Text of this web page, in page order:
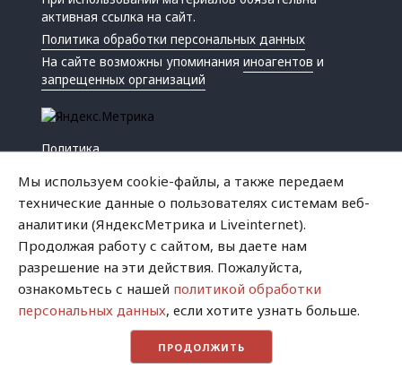
активная ссылка на сайт.
Политика обработки персональных данных
На сайте возможны упоминанияиноагентов и
запрещенных организаций
Политика
Криминал
Успех
Хватит это терпеть
Мы используем cookie-файлы, а также передаем
технические данные о пользователях системам веб-
аналитики (ЯндексМетрика и Liveinternet).
Продолжая работу с сайтом, вы даете нам
разрешение на эти действия. Пожалуйста,
ознакомьтесь с нашей политикой обработки
персональных данных, если хотите узнать больше.
ПРОДОЛЖИТЬ